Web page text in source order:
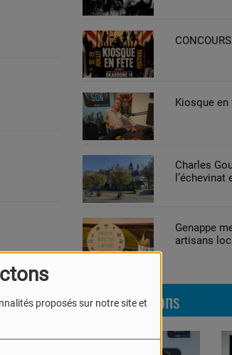
proposés sur notre site et
Kiosque en
Charles
Genappe
artisans
Les émissions